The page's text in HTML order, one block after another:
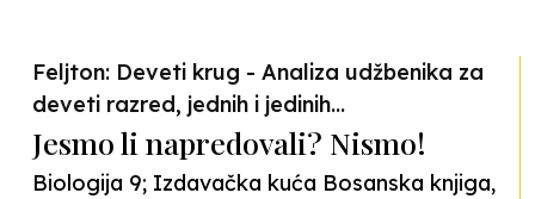
Feljton: Deveti krug - Analiza udžbenika za
deveti razred, jednih i jedinih...
Jesmo li napredovali? Nismo!
Biologija 9; Izdavačka kuća Bosanska knjiga,